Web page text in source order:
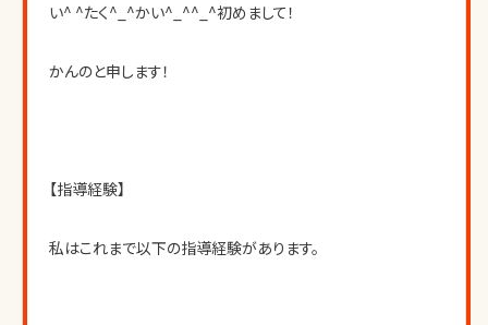
い^ ^たく^_^かい^_^^_^初めまして！
かんのと申します！
【指導経験】
私はこれまで以下の指導経験があります。